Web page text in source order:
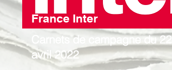
France Inter
Carnets de campagne du 22
avril 2022